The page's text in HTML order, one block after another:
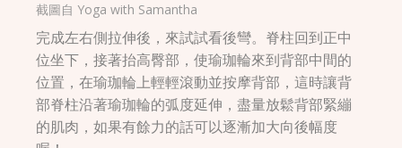
截圖自Yoga with Samantha
完成左右側拉伸後，來試試看後彎。脊柱回到正中
位坐下，接著抬高臀部，使瑜珈輪來到背部中間的
位置，在瑜珈輪上輕輕滾動並按摩背部，這時讓背
部脊柱沿著瑜珈輪的弧度延伸，盡量放鬆背部緊繃
的肌肉，如果有餘力的話可以逐漸加大向後幅度